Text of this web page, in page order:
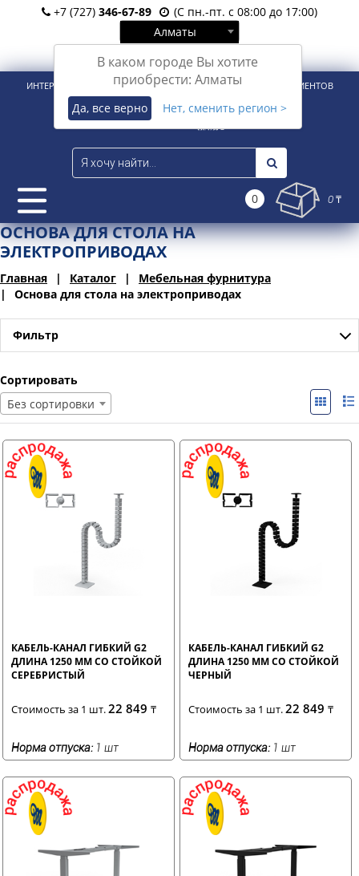
+7 (727) 346-67-89
(С пн.-пт. с 08:00 до 17:00)
Алматы
В каком городе Вы хотите
приобрести: Алматы
Да, все верно Нет, сменить регион >
Вход Регистрация
ИНТЕРНЕТ-МАГАЗИН ДЛЯ РОЗНИЧНЫХ И КОРПОРАТИВНЫХ КЛИЕНТОВ
0 0 ₸
ОСНОВА ДЛЯ СТОЛА НА
ЭЛЕКТРОПРИВОДАХ
Главная Каталог
Мебельная фурнитура
Основа для стола на электроприводах
Фильтр
Сортировать
Без сортировки
КАБЕЛЬ-КАНАЛ ГИБКИЙ G2
ДЛИНА 1250 ММ СО СТОЙКОЙ
СЕРЕБРИСТЫЙ
Стоимость за 1 шт.22 849 ₸
Норма отпуска: 1 шт
КАБЕЛЬ-КАНАЛ ГИБКИЙ G2
ДЛИНА 1250 ММ СО СТОЙКОЙ
ЧЕРНЫЙ
Стоимость за 1 шт.22 849₸
Норма отпуска: 1 шт